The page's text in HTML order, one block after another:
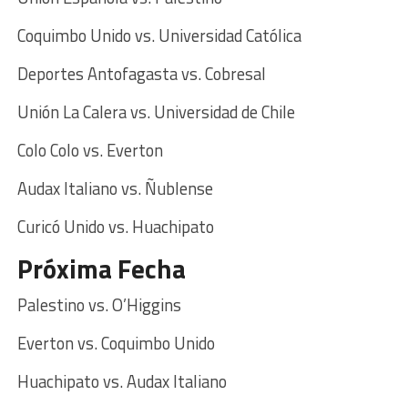
Coquimbo Unido vs. Universidad Católica
Deportes Antofagasta vs. Cobresal
Unión La Calera vs. Universidad de Chile
Colo Colo vs. Everton
Audax Italiano vs. Ñublense
Curicó Unido vs. Huachipato
Próxima Fecha
Palestino vs. O’Higgins
Everton vs. Coquimbo Unido
Huachipato vs. Audax Italiano